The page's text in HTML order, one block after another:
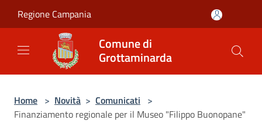
Regione Campania
Comune di
Grottaminarda
Home > Novità > Comunicati >
Finanziamento regionale per il Museo "Filippo Buonopane"